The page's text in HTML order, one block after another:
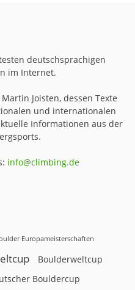
deutschsprachigen
im Internet.
Joisten, dessen Texte
und internationalen
Informationen aus der
info@climbing.de
Europameisterschaften
Boulderweltcup
Bouldercup